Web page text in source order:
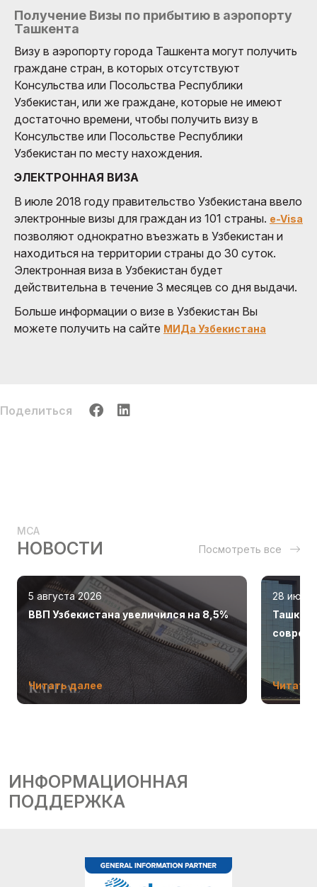
Получение Визы по прибытию в аэропорту
Ташкента
Визу в аэропорту города Ташкента могут получить
граждане стран, в которых отсутствуют
Консульства или Посольства Республики
Узбекистан, или же граждане, которые не имеют
достаточно времени, чтобы получить визу в
Консульстве или Посольстве Республики
Узбекистан по месту нахождения.
ЭЛЕКТРОННАЯ ВИЗА
В июле 2018 году правительство Узбекистана ввело
электронные визы для граждан из 101 страны. e-Visa
позволяют однократно въезжать в Узбекистан и
находиться на территории страны до 30 суток.
Электронная виза в Узбекистан будет
действительна в течение 3 месяцев со дня выдачи.
Больше информации о визе в Узбекистан Вы
можете получить на сайте МИДа Узбекистана
Поделиться
MCA
НОВОСТИ Посмотреть все
5 августа 2026
ВВП Узбекистана увеличился на 8,5%
Читать далее
28 июля
Читать
ИНФОРМАЦИОННАЯ
ПОДДЕРЖКА